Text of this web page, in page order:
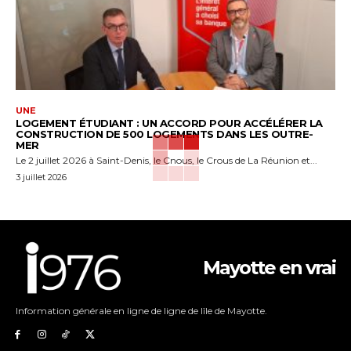
UNE
LOGEMENT ÉTUDIANT : UN ACCORD POUR ACCÉLÉRER LA
CONSTRUCTION DE 500 LOGEMENTS DANS LES OUTRE-
MER
Le 2 juillet 2026 à Saint-Denis, le Cnous, le Crous de La Réunion et...
3 juillet 2026
Mayotte en vrai
Information générale en ligne de ligne de lîle de Mayotte.